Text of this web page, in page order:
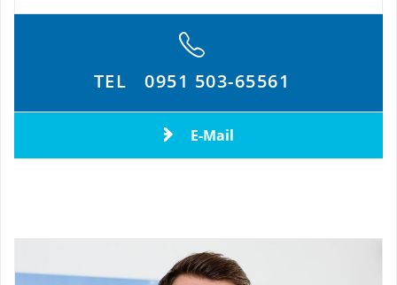
TEL 0951 503-65561
E-Mail